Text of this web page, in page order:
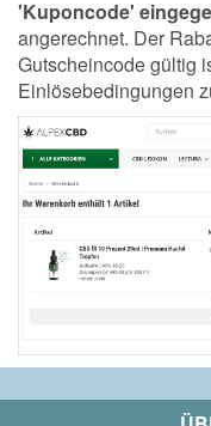
'Kuponcode'
angerechnet. Der
Gutscheincode gültig
Einlösebedingungen